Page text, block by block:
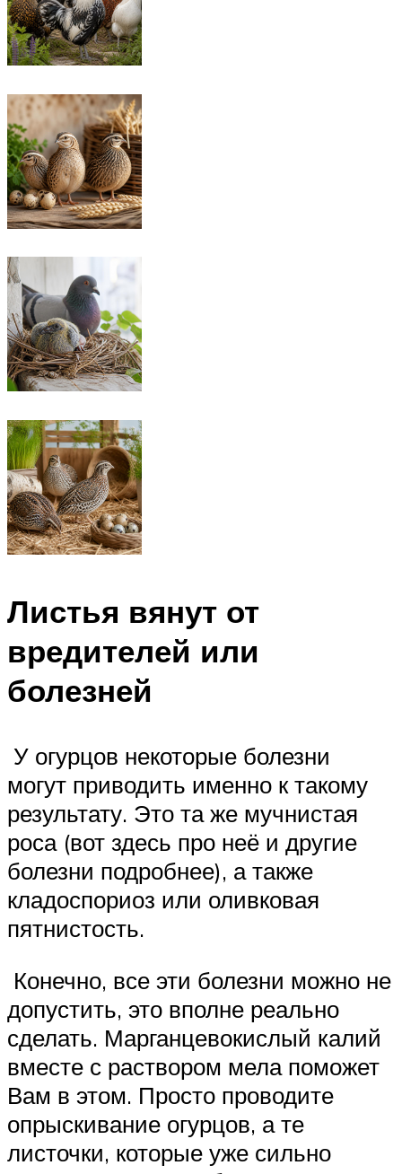
Листья вянут от
вредителей или
болезней
У огурцов некоторые болезни
могут приводить именно к такому
результату. Это та же мучнистая
роса (вот здесь про неё и другие
болезни подробнее), а также
кладоспориоз или оливковая
пятнистость.
Конечно, все эти болезни можно не
допустить, это вполне реально
сделать. Марганцевокислый калий
вместе с раствором мела поможет
Вам в этом. Просто проводите
опрыскивание огурцов, а те
листочки, которые уже сильно